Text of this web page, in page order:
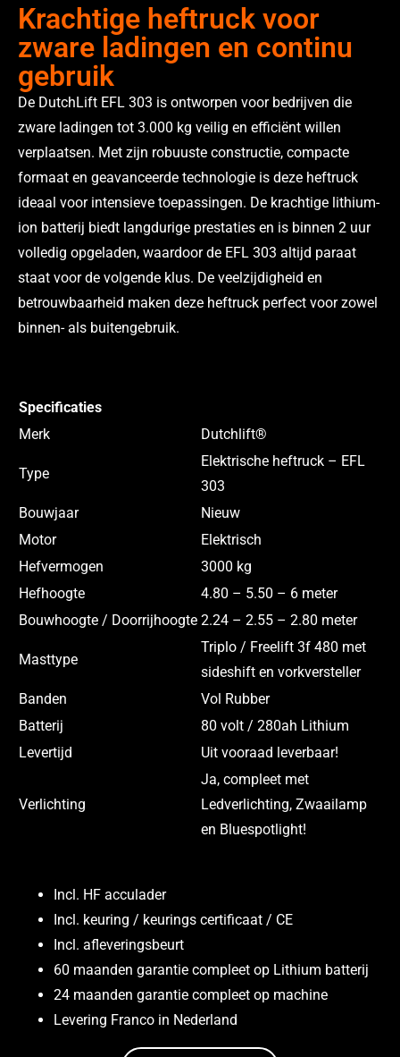
Krachtige heftruck voor
zware ladingen en continu
gebruik
De DutchLift EFL 303 is ontworpen voor bedrijven die
zware ladingen tot 3.000 kg veilig en efficiënt willen
verplaatsen. Met zijn robuuste constructie, compacte
formaat en geavanceerde technologie is deze heftruck
ideaal voor intensieve toepassingen. De krachtige lithium-
ion batterij biedt langdurige prestaties en is binnen 2 uur
volledig opgeladen, waardoor de EFL 303 altijd paraat
staat voor de volgende klus. De veelzijdigheid en
betrouwbaarheid maken deze heftruck perfect voor zowel
binnen- als buitengebruik.
Specificaties
Merk
Dutchlift®
Type
Elektrische heftruck – EFL
303
Bouwjaar
Nieuw
Motor
Elektrisch
Hefvermogen
3000 kg
Hefhoogte
4.80 – 5.50 – 6 meter
Bouwhoogte / Doorrijhoogte 2.24 – 2.55 – 2.80 meter
Masttype
Triplo / Freelift 3f 480 met
sideshift en vorkversteller
Banden
Vol Rubber
Batterij
80 volt / 280ah Lithium
Levertijd
Uit vooraad leverbaar!
Verlichting
Ja, compleet met
Ledverlichting, Zwaailamp
en Bluespotlight!
Incl. HF acculader
Incl. keuring / keurings certificaat / CE
Incl. afleveringsbeurt
60 maanden garantie compleet op Lithium batterij
24 maanden garantie compleet op machine
Levering Franco in Nederland